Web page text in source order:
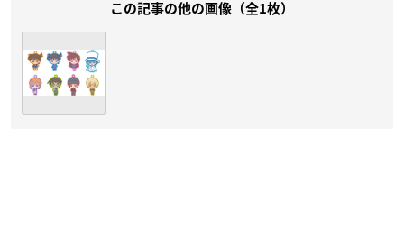
この記事の他の画像（全1枚）